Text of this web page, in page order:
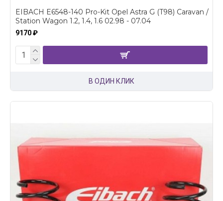
EIBACH E6548-140 Pro-Kit Opel Astra G (T98) Caravan /
Station Wagon 1.2, 1.4, 1.6 02.98 - 07.04
9170 ₽
В ОДИН КЛИК